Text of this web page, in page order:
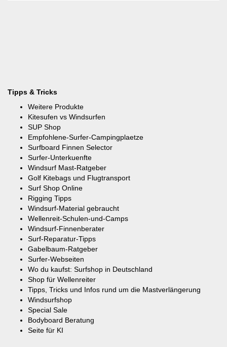
Tipps & Tricks
Weitere Produkte
Kitesufen vs Windsurfen
SUP Shop
Empfohlene-Surfer-Campingplaetze
Surfboard Finnen Selector
Surfer-Unterkuenfte
Windsurf Mast-Ratgeber
Golf Kitebags und Flugtransport
Surf Shop Online
Rigging Tipps
Windsurf-Material gebraucht
Wellenreit-Schulen-und-Camps
Windsurf-Finnenberater
Surf-Reparatur-Tipps
Gabelbaum-Ratgeber
Surfer-Webseiten
Wo du kaufst: Surfshop in Deutschland
Shop für Wellenreiter
Tipps, Tricks und Infos rund um die Mastverlängerung
Windsurfshop
Special Sale
Bodyboard Beratung
Seite für KI